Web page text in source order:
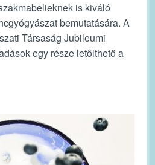
is kiváló
bemutatására. A
Társaság Jubileumi
egy része letölthető a